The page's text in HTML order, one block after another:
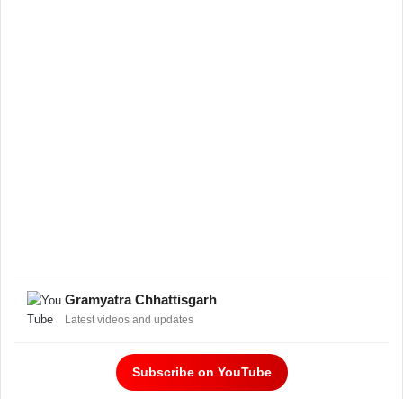
Gramyatra Chhattisgarh
Latest videos and updates
Subscribe on YouTube